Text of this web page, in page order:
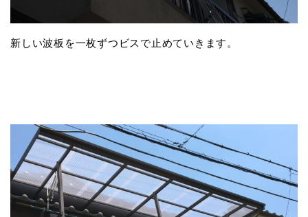
新しい波板を一枚ずつビスで止めていきます。